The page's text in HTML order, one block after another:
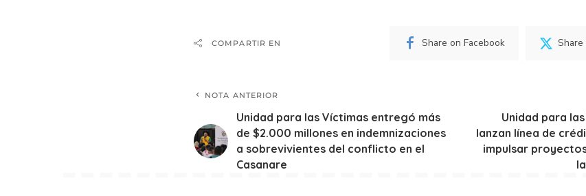
COMPARTIR EN Share on Facebook
NOTA ANTERIOR
Unidad para las Víctimas entregó más
de $2.000 millones en indemnizaciones
a sobrevivientes del conflicto en el
Casanare
Unidad para
lanzan línea de
impulsar